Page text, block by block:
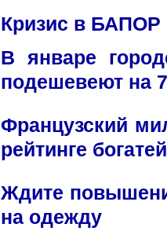
Кризис в БАПОР
В январе
подешевеют на
Французский
рейтинге
Ждите
на одежду